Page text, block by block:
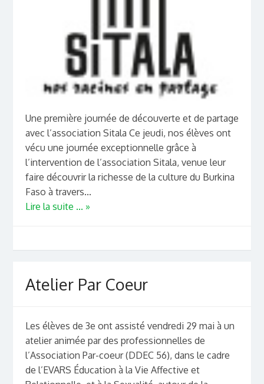
Une première journée de découverte et de partage
avec l’association Sitala Ce jeudi, nos élèves ont
vécu une journée exceptionnelle grâce à
l’intervention de l’association Sitala, venue leur
faire découvrir la richesse de la culture du Burkina
Faso à travers...
Lire la suite ... »
Atelier Par Coeur
Les élèves de 3e ont assisté vendredi 29 mai à un
atelier animée par des professionnelles de
l’Association Par-coeur (DDEC 56), dans le cadre
de l’EVARS Éducation à la Vie Affective et